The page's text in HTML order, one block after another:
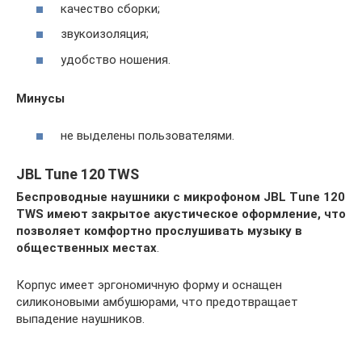
качество сборки;
звукоизоляция;
удобство ношения.
Минусы
не выделены пользователями.
JBL Tune 120 TWS
Беспроводные наушники с микрофоном JBL Tune 120
TWS имеют закрытое акустическое оформление, что
позволяет комфортно прослушивать музыку в
общественных местах.
Корпус имеет эргономичную форму и оснащен
силиконовыми амбушюрами, что предотвращает
выпадение наушников.